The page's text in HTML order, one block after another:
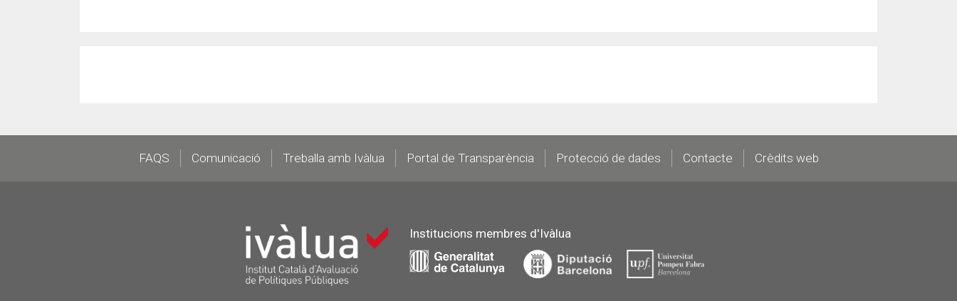
FooterFAQS Comunicació Treballa amb Ivàlua Portal de Transparència Protecció de dades Contacte Crèdits web
Institucions membres d'Ivàlua